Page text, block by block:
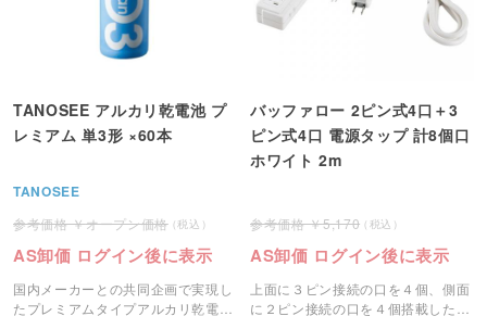
TANOSEE アルカリ乾電池 プ
レミアム 単3形 ×60本
TANOSEE
オープン価格
AS卸価 ログイン後に表示
国内メーカーとの共同企画で実現し
たプレミアムタイプアルカリ乾電
バッファロー 2ピン式4口＋3
ピン式4口 電源タップ 計8個口
ホワイト 2m
5,170
AS卸価 ログイン後に表示
上面に３ピン接続の口を４個、側面
に２ピン接続の口を４個搭載した両